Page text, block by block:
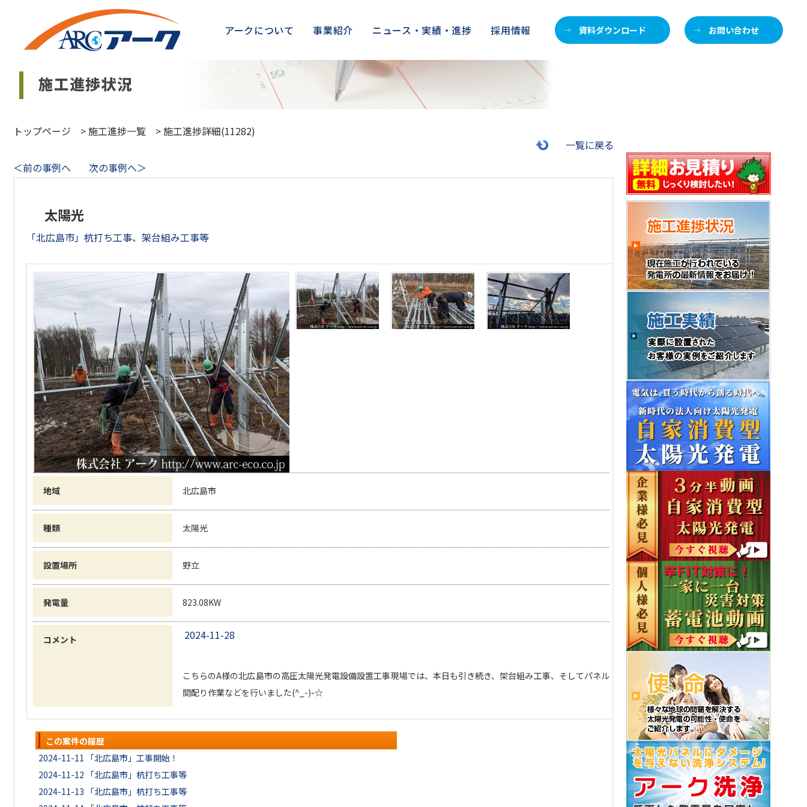
アークについて 事業紹介 ニュース・実績・進捗 採用情報 資料ダウンロード お問い合わせ
トップページ >施工進捗一覧 >施工進捗詳細(11282)
一覧に戻る
＜前の事例へ
次の事例へ＞
太陽光
「北広島市」杭打ち工事、架台組み工事等
地域 北広島市
種類 太陽光
設置場所 野立
発電量 823.08KW
コメント 2024-11-28
こちらのA様の北広島市の高圧太陽光発電設備設置工事現場では、本日も引き続き、架台組み工事、そしてパネル
間配り作業などを行いました(^_-)-☆
この案件の履歴
2024-11-11
「北広島市」工事開始！
2024-11-12
「北広島市」杭打ち工事等
2024-11-13
「北広島市」杭打ち工事等